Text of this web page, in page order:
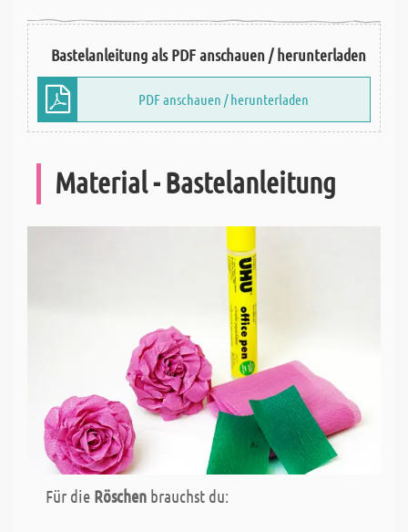
Bastelanleitung als PDF anschauen / herunterladen
PDF anschauen / herunterladen
Material - Bastelanleitung
Für die Röschen brauchst du: